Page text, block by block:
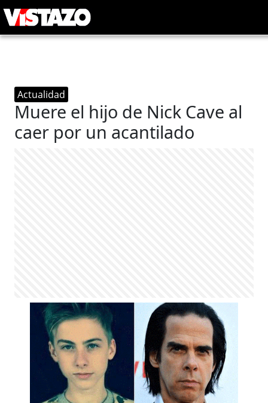
Actualidad
Muere el hijo de Nick Cave al
caer por un acantilado